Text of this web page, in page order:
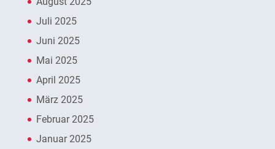
Juli 2025
Juni 2025
Mai 2025
April 2025
März 2025
Februar 2025
Januar 2025